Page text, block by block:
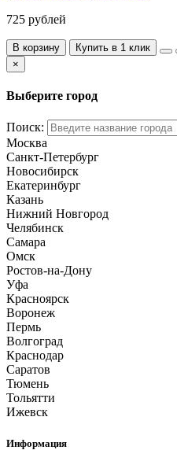
725 рублей
В корзину
Купить в 1 клик
×
Выберите город
Поиск:
Москва
Санкт-Петербург
Новосибирск
Екатеринбург
Казань
Нижний Новгород
Челябинск
Самара
Омск
Ростов-на-Дону
Уфа
Красноярск
Воронеж
Пермь
Волгоград
Краснодар
Саратов
Тюмень
Тольятти
Ижевск
Информация